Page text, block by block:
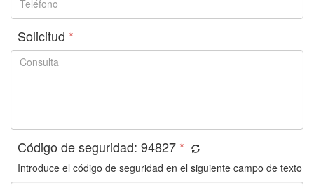
Solicitud *
Código de seguridad: 94827 *
Introduce el código de seguridad en el siguiente campo de texto